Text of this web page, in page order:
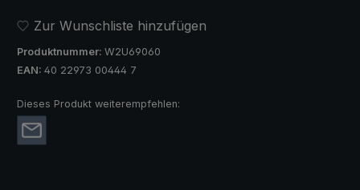
Zur Wunschliste hinzufügen
Produktnummer: W2U69060
EAN: 40 22973 00444 7
Dieses Produkt weiterempfehlen: